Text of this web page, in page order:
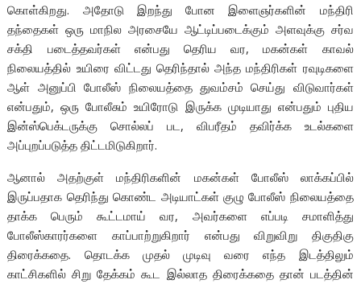
கொள்கிறது. அதோடு இறந்து போன இளைஞர்களின் மந்திரி
தந்தைகள் ஒரு மாநில அரசையே ஆட்டிப்படைக்கும் அளவுக்கு சர்வ
சக்தி படைத்தவர்கள் என்பது தெரிய வர, மகன்கள் காவல்
நிலையத்தில் உயிரை விட்டது தெரிந்தால் அந்த மந்திரிகள் ரவுடிகளை
ஆள் அனுப்பி போலீஸ் நிலையத்தை துவம்சம் செய்து விடுவார்கள்
என்பதும், ஒரு போலீசும் உயிரோடு இருக்க முடியாது என்பதும் புதிய
இன்ஸ்பெக்டருக்கு சொல்லப் பட, விபரீதம் தவிர்க்க உடல்களை
அப்புறப்படுத்த திட்டமிடுகிறார்.
ஆனால் அதற்குள் மந்திரிகளின் மகன்கள் போலீஸ் லாக்கப்பில்
இருப்பதாக தெரிந்து கொண்ட அடியாட்கள் குழு போலீஸ் நிலையத்தை
தாக்க பெரும் கூட்டமாய் வர, அவர்களை எப்படி சமாளித்து
போலீஸ்காரர்களை காப்பாற்றுகிறார் என்பது விறுவிறு திகுதிகு
திரைக்கதை. தொடக்க முதல் முடிவு வரை எந்த இடத்திலும்
காட்சிகளில் சிறு தேக்கம் கூட இல்லாத திரைக்கதை தான் படத்தின்